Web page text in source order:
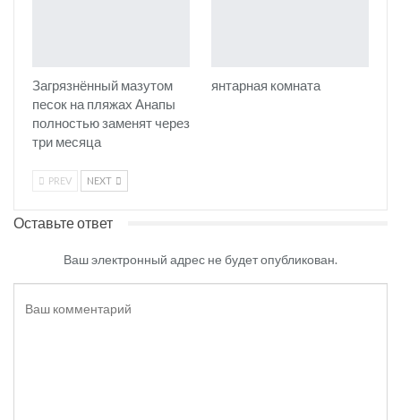
Загрязнённый мазутом
песок на пляжах Анапы
полностью заменят через
три месяца
янтарная комната
PREV NEXT
Оставьте ответ
Ваш электронный адрес не будет опубликован.